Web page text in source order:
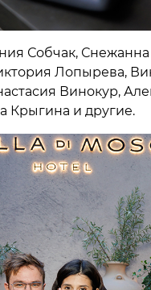
Собчак, Снежанна
Лопырева,
Винокур,
Крыгина и другие.